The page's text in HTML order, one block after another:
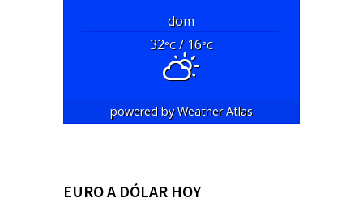
dom
32°C/ 16°C
powered byWeather Atlas
EURO A DÓLAR HOY